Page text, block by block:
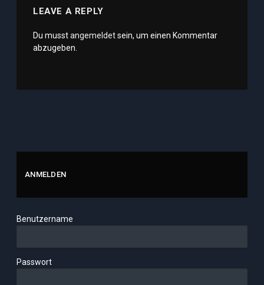
LEAVE A REPLY
Du musstangemeldetsein, um einen Kommentar
abzugeben.
ANMELDEN
Benutzername
Passwort